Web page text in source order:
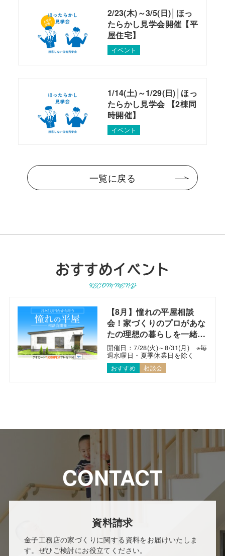
2/23(木)～3/5(日)│ほっ
たらかし見学会開催【平
屋住宅】
イベント
1/14(土)～1/29(日)│ほっ
たらかし見学会 【2棟同
時開催】
イベント
一覧に戻る
おすすめイベント
RECOMMEND
【8月】憧れの平屋相談
会！家づくりのプロがあな
たの理想の暮らしを一緒に
考えます！
開催日：7/28(火)～8/31(月) ※毎
週水曜日・夏季休業日を除く
おすすめ 相談会
CONTACT
資料請求
金子工務店の家づくりに関する資料をお届けいたしま
す。ぜひご検討にお役立てください。